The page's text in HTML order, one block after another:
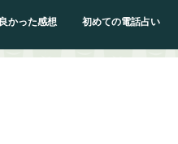
良かった感想 初めての電話占い